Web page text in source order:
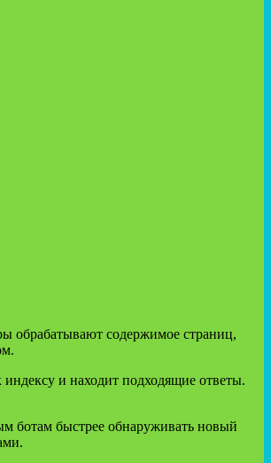
обрабатывают содержимое страниц,
индексу и находит подходящие ответы.
ботам быстрее обнаруживать новый